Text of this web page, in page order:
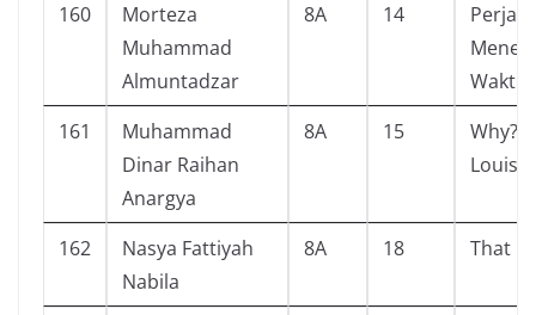
160
Morteza
Muhammad
Almuntadzar
8A 14
Waktu
161
Muhammad
Dinar Raihan
Anargya
8A 15
Why?
Louis
162
Nasya Fattiyah
Nabila
8A 18 That